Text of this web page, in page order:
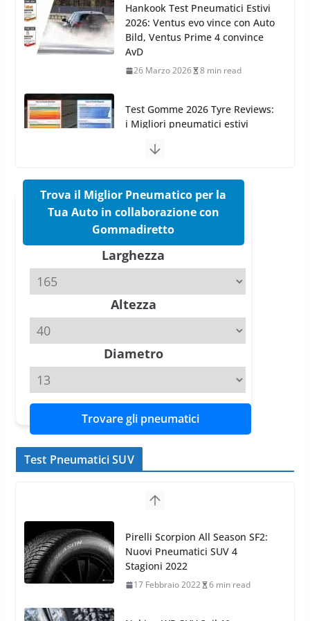
Test Gomme 2026 Tyre Reviews:
i Migliori pneumatici estivi
sportivi a confronto
Pirelli Cinturato 2026: due
confermano il salto tecnico del
Pirelli P Zero Trofeo RS: per
Tyre Reviews è la gomma semi-
slick da battere
Michelin Pilot Sport 4 S – Test
su Range Rover Sport D350 HST
11 Aprile 2026 15 min read
Trova il Miglior Pneumatico per la
Tua Auto in collaborazione con
Gommadiretto
Larghezza
Altezza
Diametro
Trovare gli pneumatici
Test Pneumatici SUV
Nokian WR SUV 3: il 1°
pneumatico invernale al mondo
di classe A
13 Maggio 2015 2 min read